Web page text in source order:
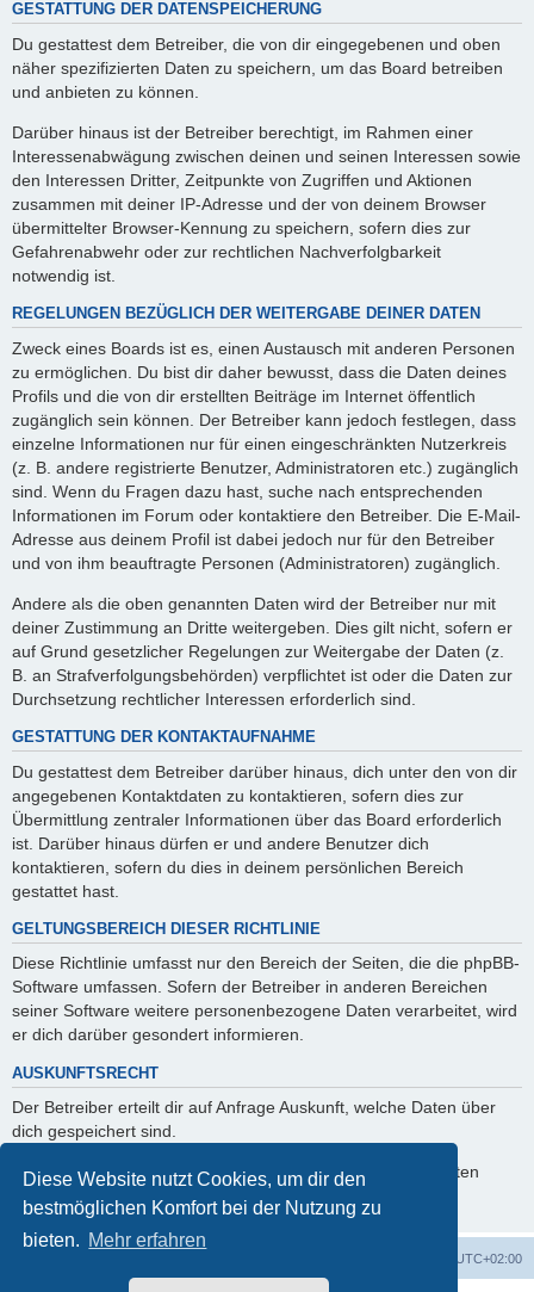
Diese Website nutzt Cookies, um dir den
bestmöglichen Komfort bei der Nutzung zu
bieten. Mehr erfahren
GESTATTUNG DER DATENSPEICHERUNG
Du gestattest dem Betreiber, die von dir eingegebenen und oben
näher spezifizierten Daten zu speichern, um das Board betreiben
und anbieten zu können.
Darüber hinaus ist der Betreiber berechtigt, im Rahmen einer
Interessenabwägung zwischen deinen und seinen Interessen sowie
den Interessen Dritter, Zeitpunkte von Zugriffen und Aktionen
zusammen mit deiner IP-Adresse und der von deinem Browser
übermittelter Browser-Kennung zu speichern, sofern dies zur
Gefahrenabwehr oder zur rechtlichen Nachverfolgbarkeit
notwendig ist.
REGELUNGEN BEZÜGLICH DER WEITERGABE DEINER DATEN
Zweck eines Boards ist es, einen Austausch mit anderen Personen
zu ermöglichen. Du bist dir daher bewusst, dass die Daten deines
Profils und die von dir erstellten Beiträge im Internet öffentlich
zugänglich sein können. Der Betreiber kann jedoch festlegen, dass
einzelne Informationen nur für einen eingeschränkten Nutzerkreis
(z. B. andere registrierte Benutzer, Administratoren etc.) zugänglich
sind. Wenn du Fragen dazu hast, suche nach entsprechenden
Informationen im Forum oder kontaktiere den Betreiber. Die E-Mail-
Adresse aus deinem Profil ist dabei jedoch nur für den Betreiber
und von ihm beauftragte Personen (Administratoren) zugänglich.
Andere als die oben genannten Daten wird der Betreiber nur mit
deiner Zustimmung an Dritte weitergeben. Dies gilt nicht, sofern er
auf Grund gesetzlicher Regelungen zur Weitergabe der Daten (z.
B. an Strafverfolgungsbehörden) verpflichtet ist oder die Daten zur
Durchsetzung rechtlicher Interessen erforderlich sind.
GESTATTUNG DER KONTAKTAUFNAHME
Du gestattest dem Betreiber darüber hinaus, dich unter den von dir
angegebenen Kontaktdaten zu kontaktieren, sofern dies zur
Übermittlung zentraler Informationen über das Board erforderlich
ist. Darüber hinaus dürfen er und andere Benutzer dich
kontaktieren, sofern du dies in deinem persönlichen Bereich
gestattet hast.
GELTUNGSBEREICH DIESER RICHTLINIE
Diese Richtlinie umfasst nur den Bereich der Seiten, die die phpBB-
Software umfassen. Sofern der Betreiber in anderen Bereichen
seiner Software weitere personenbezogene Daten verarbeitet, wird
er dich darüber gesondert informieren.
AUSKUNFTSRECHT
Der Betreiber erteilt dir auf Anfrage Auskunft, welche Daten über
dich gespeichert sind.
Du kannst jederzeit die Löschung bzw. Sperrung deiner Daten
verlangen. Kontaktiere hierzu bitte den Betreiber.
UTC+02:00